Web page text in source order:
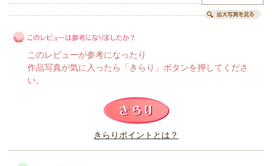
このレビューは参考になりましたか？
このレビューが参考になったり
作品写真が気に入ったら「きらり」ボタンを押してくださ
い。
きらりポイントとは？